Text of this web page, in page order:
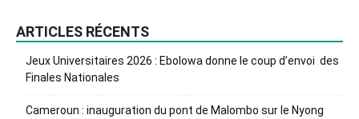
ARTICLES RÉCENTS
Jeux Universitaires 2026 : Ebolowa donne le coup d’envoi des
Finales Nationales
Cameroun : inauguration du pont de Malombo sur le Nyong